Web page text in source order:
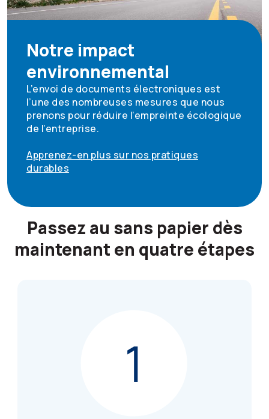
Notre impact
environnemental
L’envoi de documents électroniques est
l’une des nombreuses mesures que nous
prenons pour réduire l’empreinte écologique
de l’entreprise.
Apprenez-en plus sur nos pratiques
durables
Passez au sans papier dès
maintenant en quatre étapes